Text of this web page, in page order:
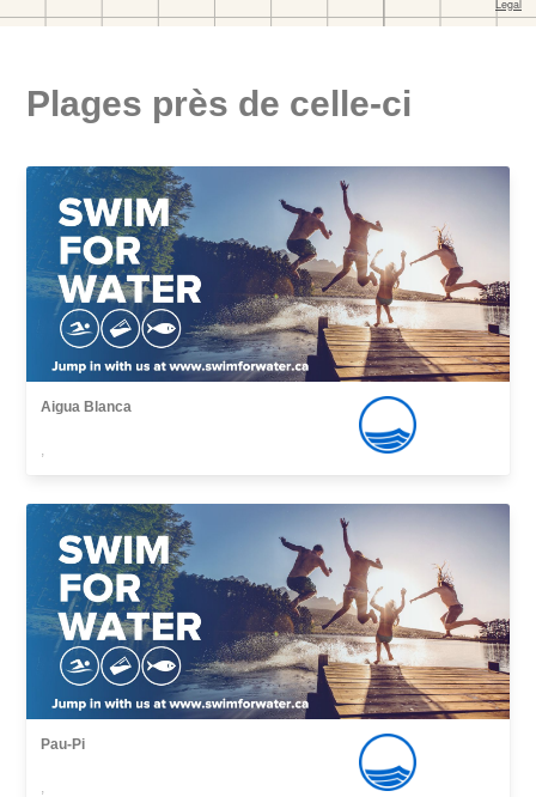
Plages près de celle-ci
Aigua Blanca
,
Pau-Pi
,